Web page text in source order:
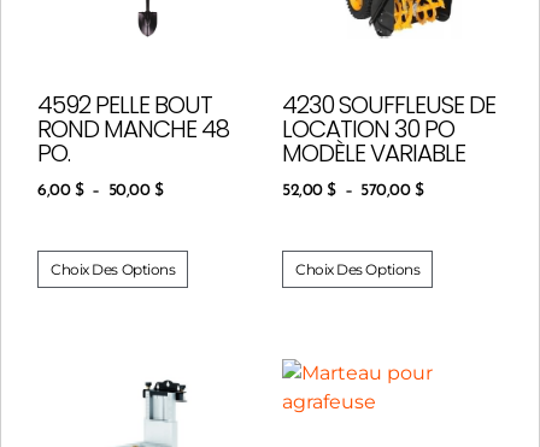
4592 PELLE BOUT
ROND MANCHE 48
PO.
6,00 $ – 50,00 $
Choix Des Options
4230 SOUFFLEUSE DE
LOCATION 30 PO
MODÈLE VARIABLE
52,00$ – 570,00 $
Choix Des Options